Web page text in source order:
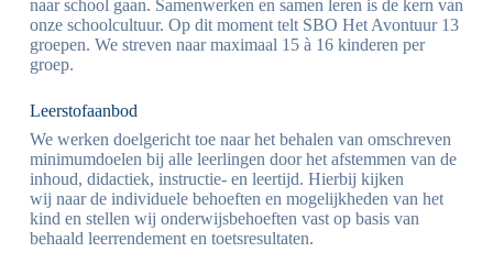
naar school gaan. Samenwerken en samen leren is de kern van
onze schoolcultuur. Op dit moment telt SBO Het Avontuur 13
groepen. We streven naar maximaal 15 à 16 kinderen per
groep.
Leerstofaanbod
We werken doelgericht toe naar het behalen van omschreven
minimumdoelen bij alle leerlingen door het afstemmen van de
inhoud, didactiek, instructie- en leertijd. Hierbij kijken
wij naar de individuele behoeften en mogelijkheden van het
kind en stellen wij onderwijsbehoeften vast op basis van
behaald leerrendement en toetsresultaten.